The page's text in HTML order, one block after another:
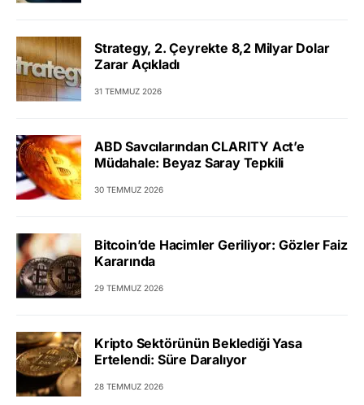
Strategy, 2. Çeyrekte 8,2 Milyar Dolar
Zarar Açıkladı
31 TEMMUZ 2026
ABD Savcılarından CLARITY Act’e
Müdahale: Beyaz Saray Tepkili
30 TEMMUZ 2026
Bitcoin’de Hacimler Geriliyor: Gözler Faiz
Kararında
29 TEMMUZ 2026
Kripto Sektörünün Beklediği Yasa
Ertelendi: Süre Daralıyor
28 TEMMUZ 2026